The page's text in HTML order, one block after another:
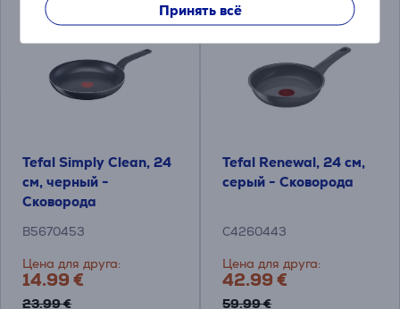
Принять всё
Tefal Simply Clean, 24
см, черный -
Сковорода
B5670453
Цена для друга:
14.99 €
23.99 €
Tefal Renewal, 24 см,
серый - Сковорода
C4260443
Цена для друга:
42.99 €
59.99 €